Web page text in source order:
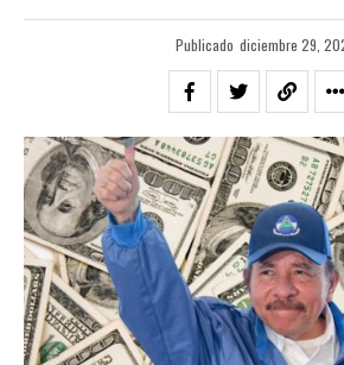
Publicado diciembre 29,